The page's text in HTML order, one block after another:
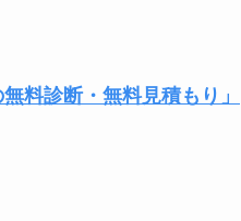
無料診断・無料見積もり」